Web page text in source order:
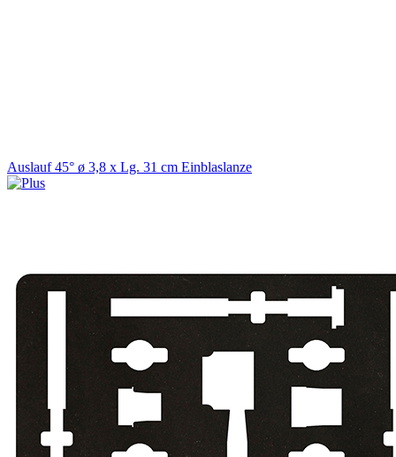
Auslauf 45° ø 3,8 x Lg. 31 cm Einblaslanze